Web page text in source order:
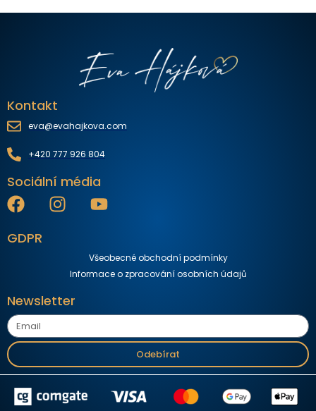
Kontakt
eva@evahajkova.com
+420 777 926 804
Sociální média
GDPR
Všeobecné obchodní podmínky
Informace o zpracování osobních údajů
Newsletter
Odebírat